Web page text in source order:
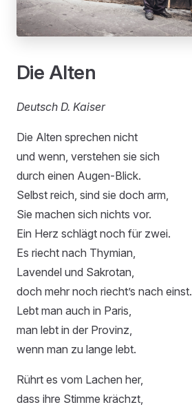
Die Alten
Deutsch D. Kaiser
Die Alten sprechen nicht
und wenn, verstehen sie sich
durch einen Augen-Blick.
Selbst reich, sind sie doch arm,
Sie machen sich nichts vor.
Ein Herz schlägt noch für zwei.
Es riecht nach Thymian,
Lavendel und Sakrotan,
doch mehr noch riecht’s nach einst.
Lebt man auch in Paris,
man lebt in der Provinz,
wenn man zu lange lebt.
Rührt es vom Lachen her,
dass ihre Stimme krächzt,